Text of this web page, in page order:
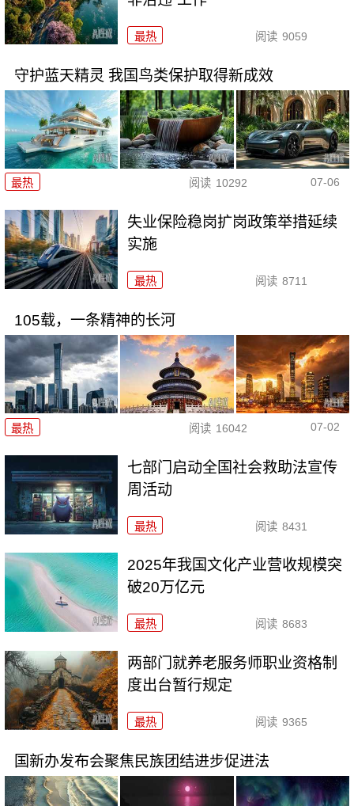
最热 阅读 9059
守护蓝天精灵 我国鸟类保护取得新成效
最热 阅读 10292 07-06
失业保险稳岗扩岗政策举措延续
实施
最热 阅读 8711
105载，一条精神的长河
最热 阅读 16042 07-02
七部门启动全国社会救助法宣传
周活动
最热 阅读 8431
2025年我国文化产业营收规模突
破20万亿元
最热 阅读 8683
两部门就养老服务师职业资格制
度出台暂行规定
最热 阅读 9365
国新办发布会聚焦民族团结进步促进法